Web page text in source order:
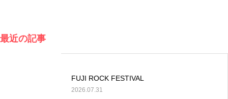
最近の記事
FUJI ROCK FESTIVAL
2026.07.31